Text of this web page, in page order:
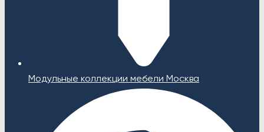
Модульные коллекции мебели Москва